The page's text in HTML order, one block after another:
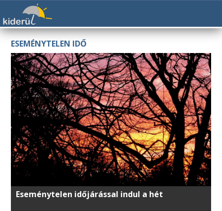
ESEMÉNYTELEN IDŐ
Eseménytelen időjárással indul a hét